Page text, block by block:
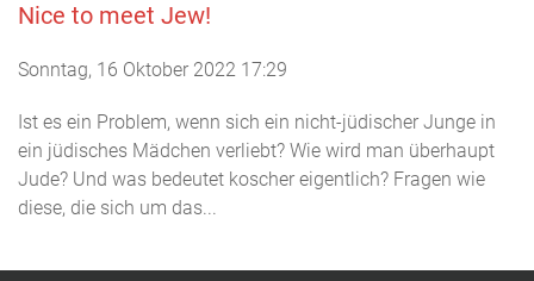
Nice to meet Jew!
Sonntag, 16 Oktober 2022 17:29
Ist es ein Problem, wenn sich ein nicht-jüdischer Junge in
ein jüdisches Mädchen verliebt? Wie wird man überhaupt
Jude? Und was bedeutet koscher eigentlich? Fragen wie
diese, die sich um das...